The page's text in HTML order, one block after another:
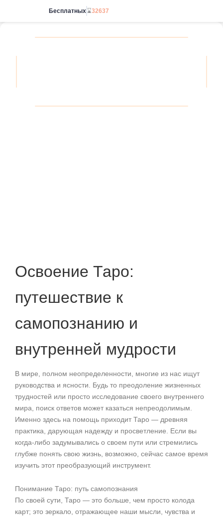
Бесплатных⌛32637
Освоение Таро:
путешествие к
самопознанию и
внутренней мудрости
В мире, полном неопределенности, многие из нас ищут
руководства и ясности. Будь то преодоление жизненных
трудностей или просто исследование своего внутреннего
мира, поиск ответов может казаться непреодолимым.
Именно здесь на помощь приходит Таро — древняя
практика, дарующая надежду и просветление. Если вы
когда-либо задумывались о своем пути или стремились
глубже понять свою жизнь, возможно, сейчас самое время
изучить этот преобразующий инструмент.
Понимание Таро: путь самопознания
По своей сути, Таро — это больше, чем просто колода
карт; это зеркало, отражающее наши мысли, чувства и